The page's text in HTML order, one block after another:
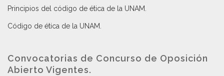
Principios del código de ética de la UNAM
Código de ética de la UNAM
Convocatorias de Concurso de Oposición
Abierto Vigentes.